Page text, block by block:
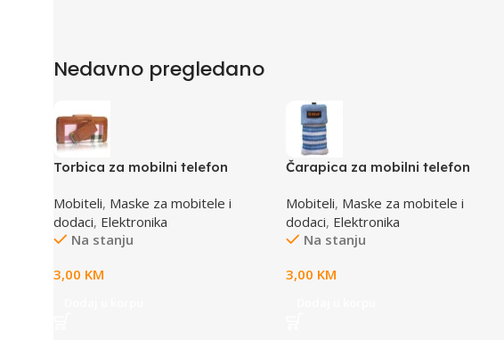
Nedavno pregledano
Torbica za mobilni telefon
Mobiteli, Maske za mobitele i
dodaci, Elektronika
Na stanju
3,00 KM
Čarapica za mobilni telefon
65x100mm
Mobiteli, Maske za mobitele i
dodaci, Elektronika
Na stanju
3,00 KM